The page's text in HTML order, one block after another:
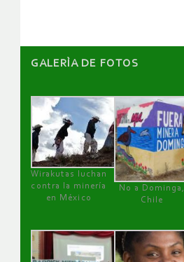
GALERÌA DE FOTOS
Wirakutas luchan
contra la minería
en México
No a Dominga,
Chile